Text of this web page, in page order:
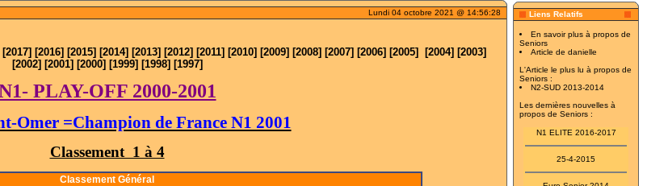
Lundi 04 octobre 2021 @ 14:56:28
[2017] [2016] [2015] [2014] [2013] [2012] [2011] [2010] [2009] [2008] [2007] [2006] [2005] [2004] [2003]
[2002] [2001] [2000] [1999] [1998] [1997]
PLAY-OFF 2000-2001
Omer =Champion de France N1 2001
Classement 1 à 4
Classement Général
Liens Relatifs
En savoir plus à propos de
Seniors
Article de danielle
L'Article le plus lu à propos de
Seniors :
N2-SUD 2013-2014
Les dernières nouvelles à
propos de Seniors :
N1 ELITE 2016-2017
25-4-2015
Euro Senior 2014